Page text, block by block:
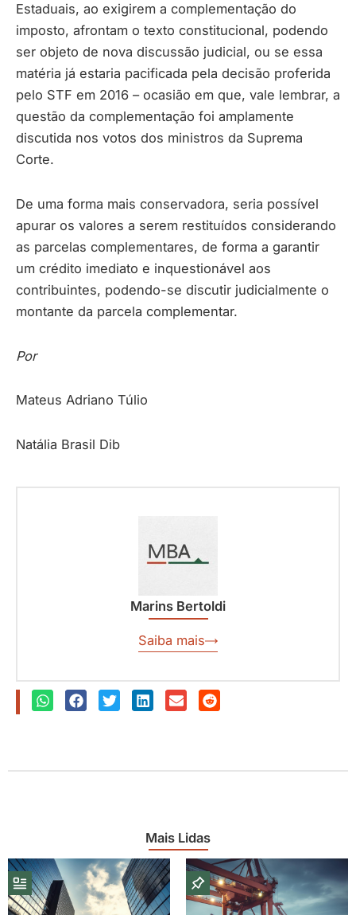
Estaduais, ao exigirem a complementação do
imposto, afrontam o texto constitucional, podendo
ser objeto de nova discussão judicial, ou se essa
matéria já estaria pacificada pela decisão proferida
pelo STF em 2016 – ocasião em que, vale lembrar, a
questão da complementação foi amplamente
discutida nos votos dos ministros da Suprema
Corte.
De uma forma mais conservadora, seria possível
apurar os valores a serem restituídos considerando
as parcelas complementares, de forma a garantir
um crédito imediato e inquestionável aos
contribuintes, podendo-se discutir judicialmente o
montante da parcela complementar.
Por
Mateus Adriano Túlio
Natália Brasil Dib
Marins Bertoldi
Saiba mais
Mais Lidas